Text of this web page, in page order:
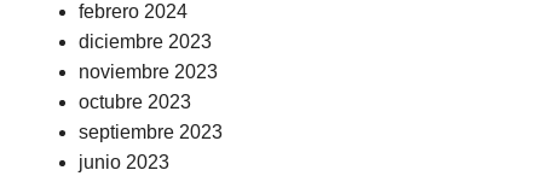
febrero 2024
diciembre 2023
noviembre 2023
octubre 2023
septiembre 2023
junio 2023